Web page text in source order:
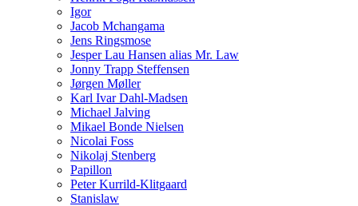
Igor
Jacob Mchangama
Jens Ringsmose
Jesper Lau Hansen alias Mr. Law
Jonny Trapp Steffensen
Jørgen Møller
Karl Ivar Dahl-Madsen
Michael Jalving
Mikael Bonde Nielsen
Nicolai Foss
Nikolaj Stenberg
Papillon
Peter Kurrild-Klitgaard
Stanislaw